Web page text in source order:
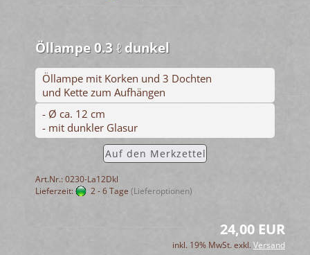
Öllampe 0.3 ℓ dunkel
Öllampe mit Korken und 3 Dochten
und Kette zum Aufhängen
- Ø ca. 12 cm
- mit dunkler Glasur
Auf den Merkzettel
Art.Nr.: 0230-La12Dkl
Lieferzeit:
2 - 6 Tage (Lieferoptionen)
24,00 EUR
inkl. 19% MwSt. exkl.Versand